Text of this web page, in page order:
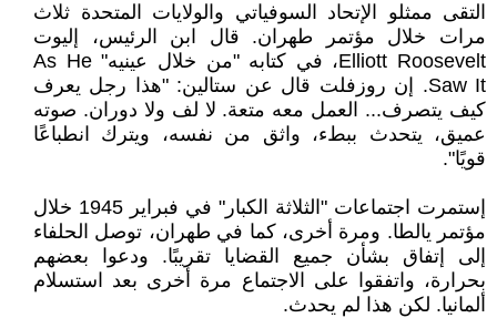
التقى ممثلو الإتحاد السوفياتي والولايات المتحدة ثلاث
مرات خلال مؤتمر طهران. قال ابن الرئيس، إليوت
Elliott Roosevelt، في كتابه "من خلال عينيه" As He
Saw It. إن روزفلت قال عن ستالين: "هذا رجل يعرف
كيف يتصرف... العمل معه متعة. لا لف ولا دوران. صوته
عميق، يتحدث ببطء، واثق من نفسه، ويترك انطباعًا
قويًا".
إستمرت اجتماعات "الثلاثة الكبار" في فبراير 1945 خلال
مؤتمر يالطا. ومرة أخرى، كما في طهران، توصل الحلفاء
إلى إتفاق بشأن جميع القضايا تقريبًا. ودعوا بعضهم
بحرارة، واتفقوا على الاجتماع مرة أخرى بعد استسلام
ألمانيا. لكن هذا لم يحدث.